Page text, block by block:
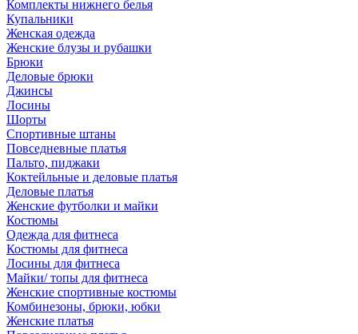
Комплекты нижнего белья
Купальники
Женская одежда
Женские блузы и рубашки
Брюки
Деловые брюки
Джинсы
Лосины
Шорты
Спортивные штаны
Повседневные платья
Пальто, пиджаки
Коктейльные и деловые платья
Деловые платья
Женские футболки и майки
Костюмы
Одежда для фитнеса
Костюмы для фитнеса
Лосины для фитнеса
Майки/ топы для фитнеса
Женские спортивные костюмы
Комбинезоны, брюки, юбки
Женские платья